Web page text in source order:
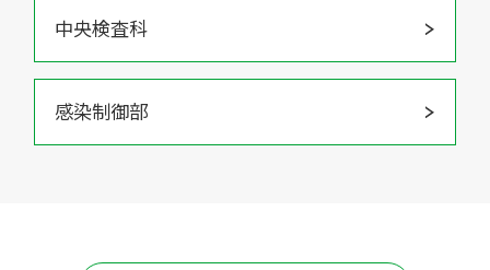
中央検査科
感染制御部